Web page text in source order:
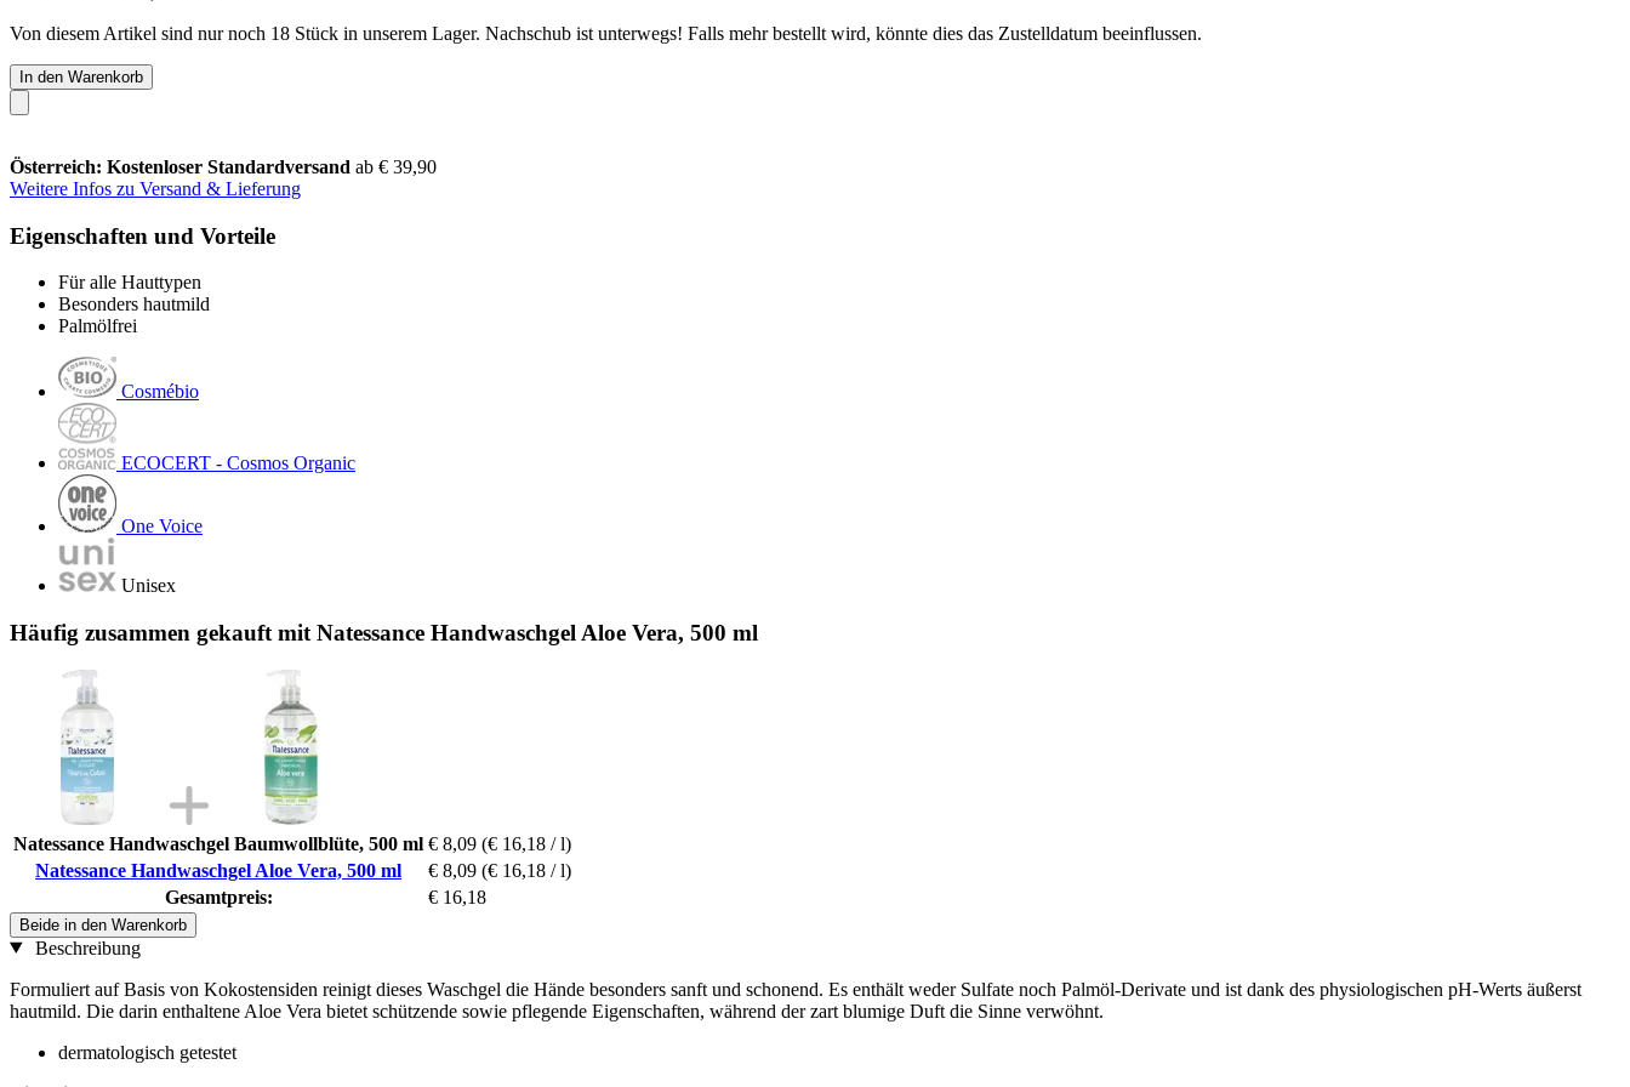
Von diesem Artikel sind nur noch 18 Stück in unserem Lager. Nachschub ist unterwegs! Falls mehr bestellt wird, könnte dies das Zustelldatum beeinflussen.
In den Warenkorb
Österreich: Kostenloser Standardversand ab € 39,90
Weitere Infos zu Versand & Lieferung
Eigenschaften und Vorteile
Für alle Hauttypen
Besonders hautmild
Palmölfrei
Cosmébio
ECOCERT - Cosmos Organic
One Voice
Unisex
Häufig zusammen gekauft mit Natessance Handwaschgel Aloe Vera, 500 ml
Natessance Handwaschgel Baumwollblüte, 500 ml € 8,09 (€ 16,18 / l)
Natessance Handwaschgel Aloe Vera, 500 ml
€ 8,09 (€ 16,18 / l)
Gesamtpreis:
€ 16,18
Beide in den Warenkorb
Beschreibung
Formuliert auf Basis von Kokostensiden reinigt dieses Waschgel die Hände besonders sanft und schonend. Es enthält weder Sulfate noch Palmöl-Derivate und ist dank des physiologischen pH-Werts äußerst
hautmild. Die darin enthaltene Aloe Vera bietet schützende sowie pflegende Eigenschaften, während der zart blumige Duft die Sinne verwöhnt.
dermatologisch getestet